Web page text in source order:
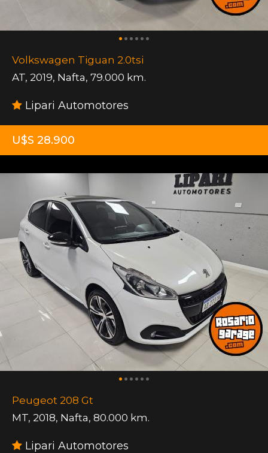
Volkswagen Tiguan 2.0tsi
AT, 2019, Nafta, 79.000 km.
Lipari Automotores
U$S 28.900
Peugeot 208 Gt
MT, 2018, Nafta, 80.000 km.
Lipari Automotores